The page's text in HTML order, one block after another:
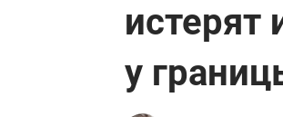
истерят
у